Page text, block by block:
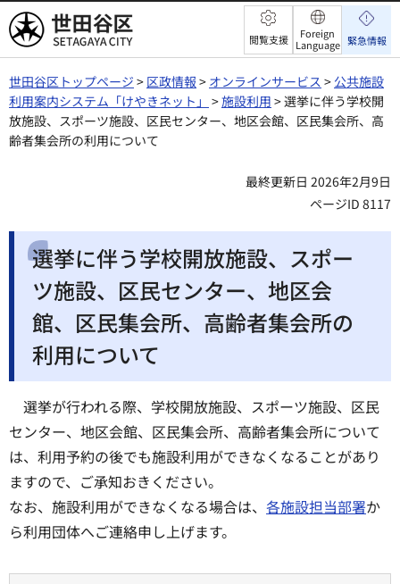
世田谷区 閲覧支援
Foreign
Language 緊急情報
世田谷区トップページ > 区政情報 > オンラインサービス > 公共施設
利用案内システム「けやきネット」 >施設利用 > 選挙に伴う学校開
放施設、スポーツ施設、区民センター、地区会館、区民集会所、高
齢者集会所の利用について
最終更新日 2026年2月9日
ページID 8117
選挙に伴う学校開放施設、スポー
ツ施設、区民センター、地区会
館、区民集会所、高齢者集会所の
利用について
選挙が行われる際、学校開放施設、スポーツ施設、区民
センター、地区会館、区民集会所、高齢者集会所について
は、利用予約の後でも施設利用ができなくなることがあり
ますので、ご承知おきください。
なお、施設利用ができなくなる場合は、 各施設担当部署か
ら利用団体へご連絡申し上げます。